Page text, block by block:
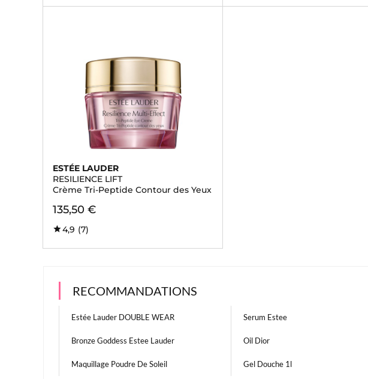
ESTÉE LAUDER
RESILIENCE LIFT
Crème Tri-Peptide Contour des Yeux
135,50 €
4,9 (7)
RECOMMANDATIONS
Estée Lauder DOUBLE WEAR Serum Estee
Bronze Goddess Estee Lauder Oil Dior
Maquillage Poudre De Soleil Gel Douche 1l